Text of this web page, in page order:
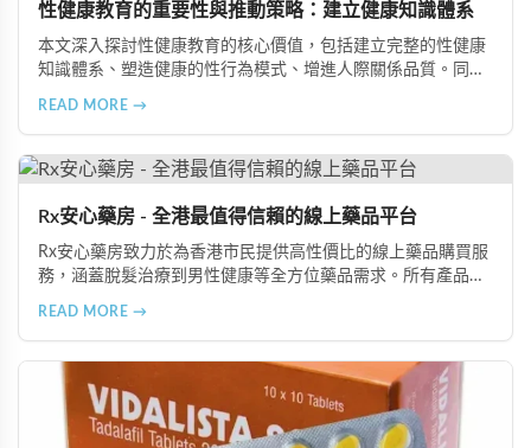
性健康教育的重要性與推動策略：建立健康知識體系
本文深入探討性健康教育的核心價值，包括建立完整的性健康
知識體系、塑造健康的性行為模式、增進人際關係品質。同時
READ MORE →
Rx安心藥房 - 全港最值得信賴的線上藥品平台
Rx安心藥房致力於為香港市民提供高性價比的線上藥品購買服
務，涵蓋脫髮治療到男性健康等全方位藥品需求。所有產品均
READ MORE →